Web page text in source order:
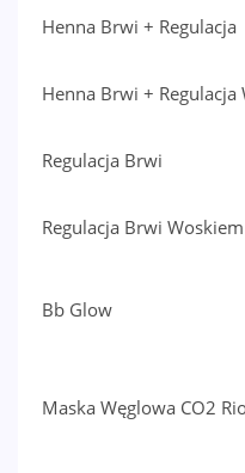
Henna Brwi + Regulacja
Henna Brwi + Regulacja
Regulacja Brwi
Regulacja Brwi Woskiem
Bb Glow
Maska Węglowa CO2